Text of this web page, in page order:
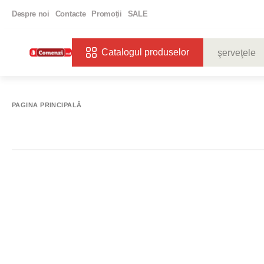
Despre noi Contacte Promoții SALE
Catalogul produselor
PAGINA PRINCIPALĂ